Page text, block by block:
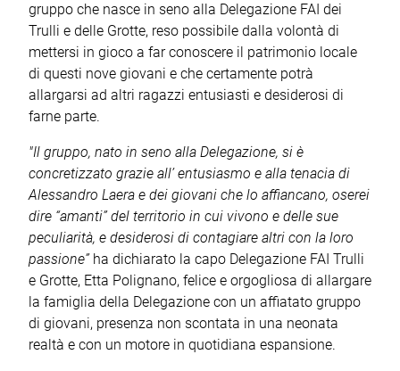
gruppo che nasce in seno alla Delegazione FAI dei
Trulli e delle Grotte, reso possibile dalla volontà di
mettersi in gioco a far conoscere il patrimonio locale
di questi nove giovani e che certamente potrà
allargarsi ad altri ragazzi entusiasti e desiderosi di
farne parte.
"Il gruppo, nato in seno alla Delegazione, si è
concretizzato grazie all’ entusiasmo e alla tenacia di
Alessandro Laera e dei giovani che lo affiancano, oserei
dire “amanti” del territorio in cui vivono e delle sue
peculiarità, e desiderosi di contagiare altri con la loro
passione” ha dichiarato la capo Delegazione FAI Trulli
e Grotte, Etta Polignano, felice e orgogliosa di allargare
la famiglia della Delegazione con un affiatato gruppo
di giovani, presenza non scontata in una neonata
realtà e con un motore in quotidiana espansione.